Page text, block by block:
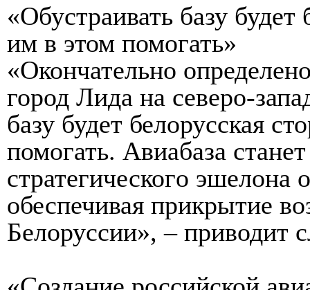
«Обустраивать базу
им в этом помогать»
«Окончательно
город Лида на северо-
базу будет белорусская
помогать. Авиабаза
стратегического эшелона
обеспечивая прикрытие
Белоруссии», – приводит